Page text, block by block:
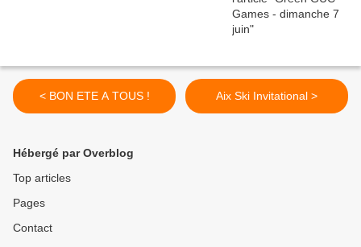
< BON ETE A TOUS ! Aix Ski Invitational >
Hébergé par Overblog
Top articles
Pages
Contact